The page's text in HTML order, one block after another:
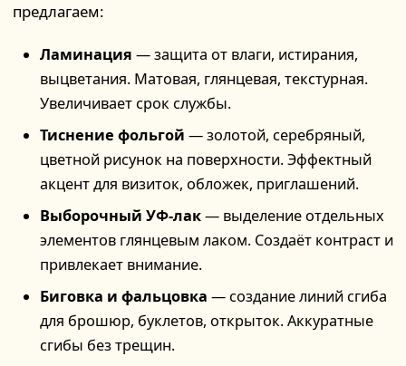
предлагаем:
Ламинация — защита от влаги, истирания,
выцветания. Матовая, глянцевая, текстурная.
Увеличивает срок службы.
Тиснение фольгой — золотой, серебряный,
цветной рисунок на поверхности. Эффектный
акцент для визиток, обложек, приглашений.
Выборочный УФ-лак— выделение отдельных
элементов глянцевым лаком. Создаёт контраст и
привлекает внимание.
Биговка и фальцовка — создание линий сгиба
для брошюр, буклетов, открыток. Аккуратные
сгибы без трещин.